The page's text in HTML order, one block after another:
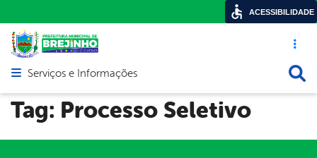
Acesso
Abrir menu principal de navegação
Serviços e Informações
Tag: Processo Seletivo
ACESSIBILIDADE